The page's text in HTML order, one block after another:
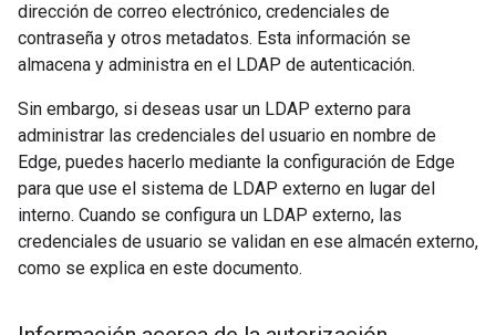
dirección de correo electrónico, credenciales de
contraseña y otros metadatos. Esta información se
almacena y administra en el LDAP de autenticación.
Sin embargo, si deseas usar un LDAP externo para
administrar las credenciales del usuario en nombre de
Edge, puedes hacerlo mediante la configuración de Edge
para que use el sistema de LDAP externo en lugar del
interno. Cuando se configura un LDAP externo, las
credenciales de usuario se validan en ese almacén externo,
como se explica en este documento.